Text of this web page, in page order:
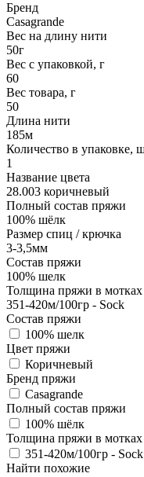
Бренд
Casagrande
Вес на длину нити
50г
Вес с упаковкой, г
60
Вес товара, г
50
Длина нити
185м
Количество в упаковке,
1
Название цвета
28.003 коричневый
Полный состав пряжи
100% шёлк
Размер спиц / крючка
3-3,5мм
Состав пряжи
100% шелк
Толщина пряжи в мотках
351-420м/100гр - Sock
Состав пряжи
100% шелк
Цвет пряжи
Коричневый
Бренд пряжи
Casagrande
Полный состав пряжи
100% шёлк
Толщина пряжи в мотках
351-420м/100гр - Sock
Найти похожие